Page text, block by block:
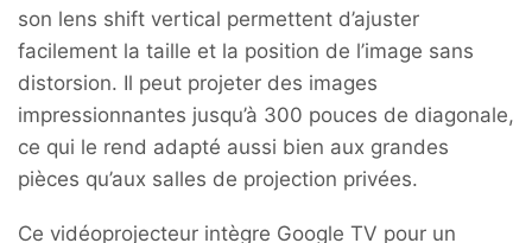
son lens shift vertical permettent d’ajuster
facilement la taille et la position de l’image sans
distorsion. Il peut projeter des images
impressionnantes jusqu’à 300 pouces de diagonale,
ce qui le rend adapté aussi bien aux grandes
pièces qu’aux salles de projection privées.
Ce vidéoprojecteur intègre Google TV pour un